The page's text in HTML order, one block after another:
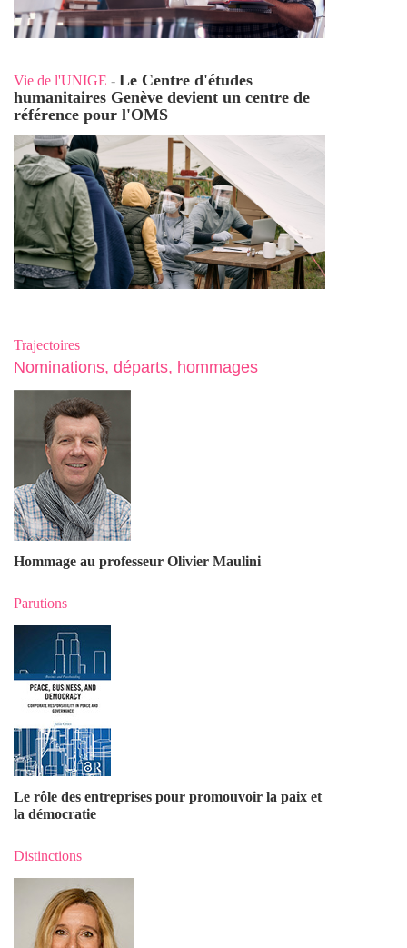
Vie de l'UNIGE - Le Centre d'études
humanitaires Genève devient un centre de
référence pour l'OMS
Trajectoires
Nominations, départs, hommages
Hommage au professeur Olivier Maulini
Parutions
Le rôle des entreprises pour promouvoir la paix et
la démocratie
Distinctions